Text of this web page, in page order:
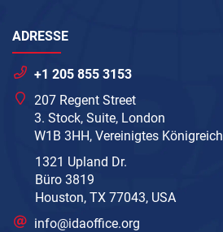
ADRESSE
+1 205 855 3153
207 Regent Street
3. Stock, Suite, London
W1B 3HH, Vereinigtes Königreich
1321 Upland Dr.
Büro 3819
Houston, TX 77043, USA
info@idaoffice.org